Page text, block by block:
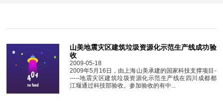
山美地震灾区建筑垃圾资源化示范生产线成功验
收
2009-05-18
2009年5月16日，由上海山美承建的国家科技支撑项目-
-----地震灾区建筑垃圾资源化示范生产线在四川成都都
江堰通过科技部验收。参加验收的有中...